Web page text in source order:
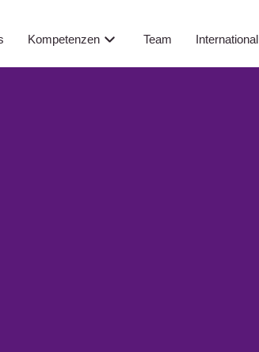
Kompetenzen Team International